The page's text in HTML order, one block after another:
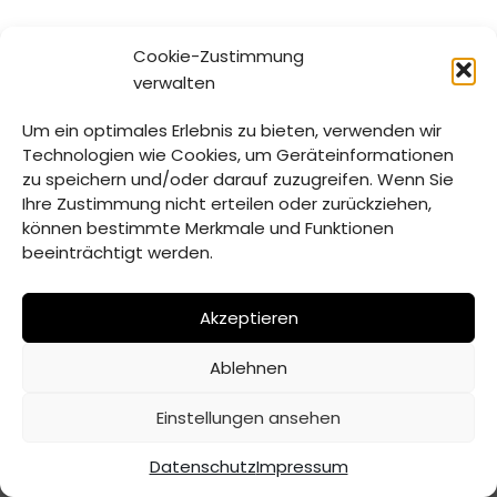
Cookie-Zustimmung
verwalten
Um ein optimales Erlebnis zu bieten, verwenden wir
Technologien wie Cookies, um Geräteinformationen
zu speichern und/oder darauf zuzugreifen. Wenn Sie
Ihre Zustimmung nicht erteilen oder zurückziehen,
können bestimmte Merkmale und Funktionen
beeinträchtigt werden.
Akzeptieren
Ablehnen
Einstellungen ansehen
DatenschutzImpressum
© Verwaltungsgemeinschaft Mitterfels | 2026 |
Datenschutz
Impressum Inhaltsverzeichnis